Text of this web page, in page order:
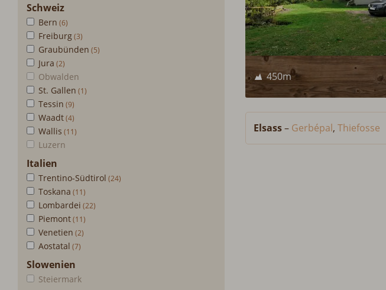
Schweiz
Bern
Freiburg
Graubünden
Jura
Obwalden
St. Gallen
Tessin
Waadt
Wallis
Luzern
Italien
Trentino-Südtirol
Toskana
Lombardei
Piemont
Venetien
Aostatal
Slowenien
Steiermark
450m
Elsass– Gerbépal, Thiefosse